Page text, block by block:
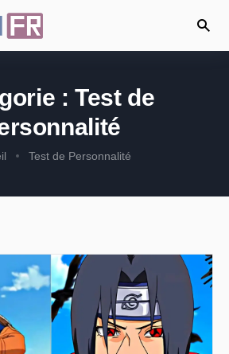
:Test de
Test de Personnalité